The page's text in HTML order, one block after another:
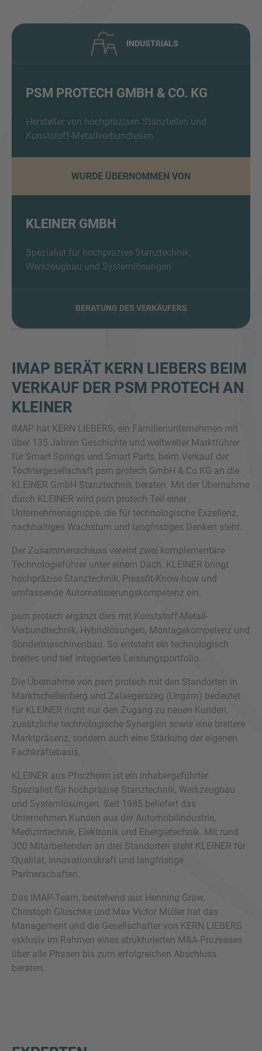
INDUSTRIALS
PSM PROTECH GMBH & CO. KG
Hersteller von hochpräzisen Stanzteilen und
Kunststoff-Metallverbundteilen
WURDE ÜBERNOMMEN VON
KLEINER GMBH
Spezialist für hochpräzise Stanztechnik,
Werkzeugbau und Systemlösungen
BERATUNG DES VERKÄUFERS
IMAP BERÄT KERN LIEBERS BEIM
VERKAUF DER PSM PROTECH AN
KLEINER
IMAP hat KERN LIEBERS, ein Familienunternehmen mit
über 135 Jahren Geschichte und weltweiter Marktführer
für Smart Springs und Smart Parts, beim Verkauf der
Tochtergesellschaft psm protech GmbH & Co.KG an die
KLEINER GmbH Stanztechnik beraten. Mit der Übernahme
durch KLEINER wird psm protech Teil einer
Unternehmensgruppe, die für technologische Exzellenz,
nachhaltiges Wachstum und langfristiges Denken steht.
Der Zusammenschluss vereint zwei komplementäre
Technologieführer unter einem Dach. KLEINER bringt
hochpräzise Stanztechnik, Pressfit-Know-how und
umfassende Automatisierungskompetenz ein.
psm protech ergänzt dies mit Kunststoff-Metall-
Verbundtechnik, Hybridlösungen, Montagekompetenz und
Sondermaschinenbau. So entsteht ein technologisch
breites und tief integriertes Leistungsportfolio.
Die Übernahme von psm protech mit den Standorten in
Marktschellenberg und Zalaegerszeg (Ungarn) bedeutet
für KLEINER nicht nur den Zugang zu neuen Kunden,
zusätzliche technologische Synergien sowie eine breitere
Marktpräsenz, sondern auch eine Stärkung der eigenen
Fachkräftebasis.
KLEINER aus Pforzheim ist ein inhabergeführter
Spezialist für hochpräzise Stanztechnik, Werkzeugbau
und Systemlösungen. Seit 1985 beliefert das
Unternehmen Kunden aus der Automobilindustrie,
Medizintechnik, Elektronik und Energietechnik. Mit rund
300 Mitarbeitenden an drei Standorten steht KLEINER für
Qualität, Innovationskraft und langfristige
Partnerschaften.
Das IMAP-Team, bestehend aus Henning Graw,
Christoph Gluschke und Max Victor Müller hat das
Management und die Gesellschafter von KERN LIEBERS
exklusiv im Rahmen eines strukturierten M&A-Prozesses
über alle Phasen bis zum erfolgreichen Abschluss
beraten.
SIE HABEN NOCH FRAGEN?
Inquiry
Datenschutzerklärungzur Kenntnis genommen